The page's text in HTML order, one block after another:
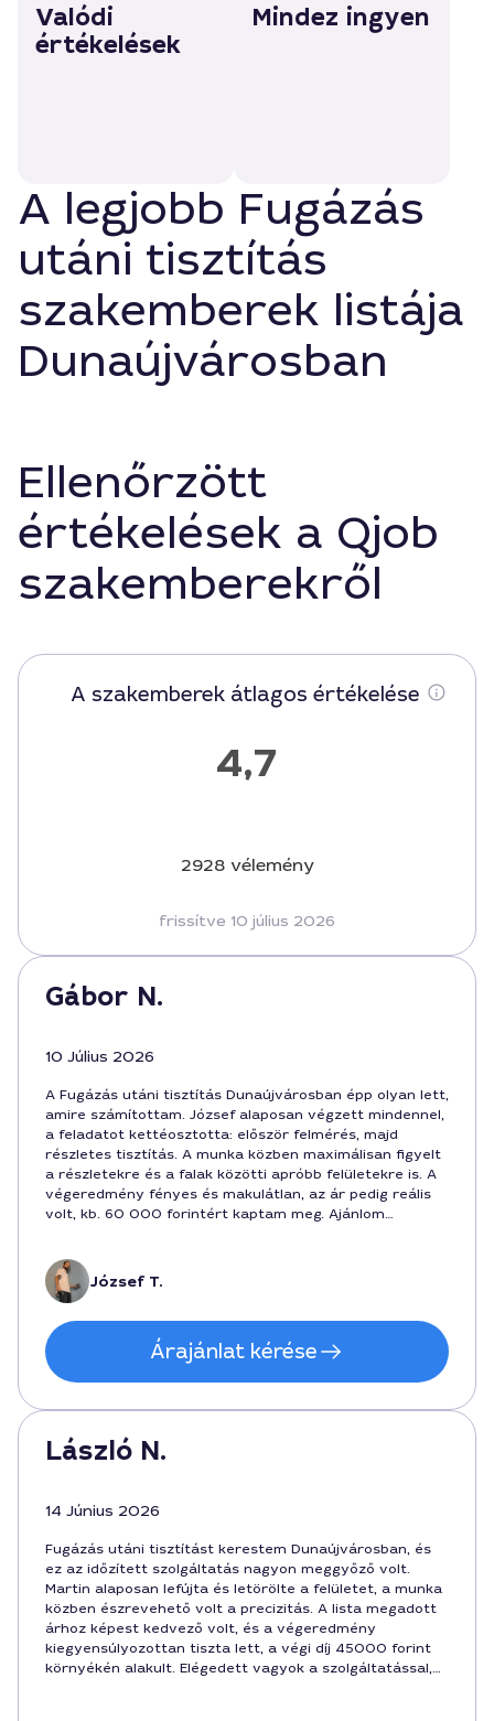
Valódi
értékelések
Mindez ingyen
A legjobb Fugázás
utáni tisztítás
szakemberek listája
Dunaújvárosban
Ellenőrzött
értékelések a Qjob
szakemberekről
A szakemberek átlagos értékelése
4,7
2928 vélemény
frissítve 10 július 2026
Gábor N.
10 Július 2026
A Fugázás utáni tisztítás Dunaújvárosban épp olyan lett,
amire számítottam. József alaposan végzett mindennel,
a feladatot kettéosztotta: először felmérés, majd
részletes tisztítás. A munka közben maximálisan figyelt
a részletekre és a falak közötti apróbb felületekre is. A
végeredmény fényes és makulátlan, az ár pedig reális
volt, kb. 60 000 forintért kaptam meg. Ajánlom
szakembert, aki ennyire figyel a részletekre.
József T.
Árajánlat kérése
László N.
14 Június 2026
Fugázás utáni tisztítást kerestem Dunaújvárosban, és
ez az időzített szolgáltatás nagyon meggyőző volt.
Martin alaposan lefújta és letörölte a felületet, a munka
közben észrevehető volt a precizitás. A lista megadott
árhoz képest kedvező volt, és a végeredmény
kiegyensúlyozottan tiszta lett, a végi díj 45000 forint
környékén alakult. Elégedett vagyok a szolgáltatással,